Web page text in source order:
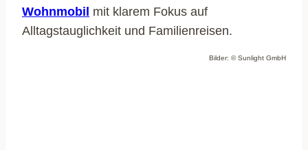
Wohnmobil mit klarem Fokus auf
Alltagstauglichkeit und Familienreisen.
Bilder: © Sunlight GmbH